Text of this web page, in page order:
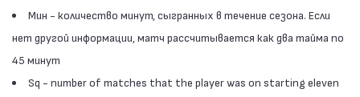
Мин - количество минут, сыгранных в течение сезона. Если
нет другой информации, матч рассчитывается как два тайма по
45 минут
Sq - number of matches that the player was on starting eleven